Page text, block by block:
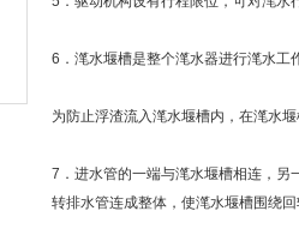
6．滗水堰槽是整个滗水器进行滗水
为防止浮渣流入滗水堰槽内，在滗水
7．进水管的一端与滗水堰槽相连，另
转排水管连成整体，使滗水堰槽围绕